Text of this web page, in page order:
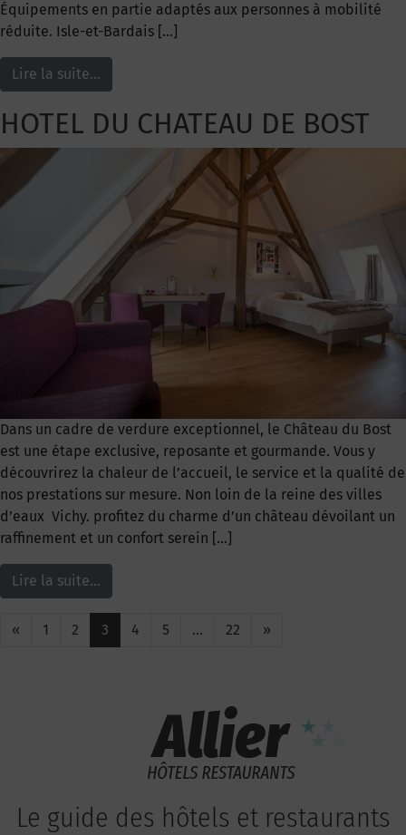
Équipements en partie adaptés aux personnes à mobilité
réduite. Isle-et-Bardais […]
Lire la suite…
HOTEL DU CHATEAU DE BOST
Dans un cadre de verdure exceptionnel, le Château du Bost
est une étape exclusive, reposante et gourmande. Vous y
découvrirez la chaleur de l’accueil, le service et la qualité de
nos prestations sur mesure. Non loin de la reine des villes
d’eaux Vichy. profitez du charme d’un château dévoilant un
raffinement et un confort serein […]
Lire la suite…
« 1 2 3 4 5 … 22 »
Le guide des hôtels et restaurants